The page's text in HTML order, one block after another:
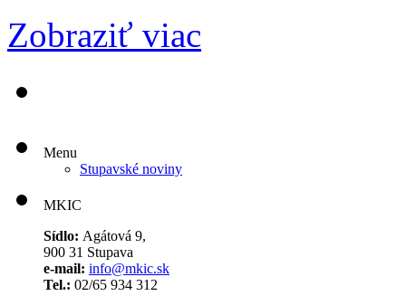
Zobraziť viac
Menu
Stupavské noviny
MKIC
Sídlo: Agátová 9,
900 31 Stupava
e-mail: info@mkic.sk
Tel.: 02/65 934 312